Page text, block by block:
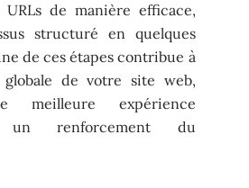
de manière efficace,
structuré en quelques
de ces étapes contribue à
de votre site web,
meilleure expérience
renforcement du